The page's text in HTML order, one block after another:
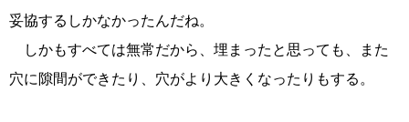
妥協するしかなかったんだね。
しかもすべては無常だから、埋まったと思っても、また
穴に隙間ができたり、穴がより大きくなったりもする。